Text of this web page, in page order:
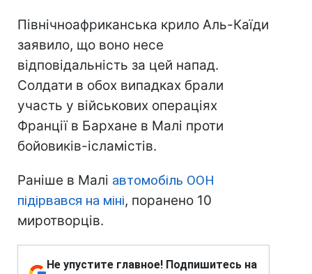
Північноафриканська крило Аль-Каїди
заявило, що воно несе
відповідальність за цей напад.
Солдати в обох випадках брали
участь у військових операціях
Франції в Бархане в Малі проти
бойовиків-ісламістів.
Раніше в Малі автомобіль ООН
підірвався на міні, поранено 10
миротворців.
Не упустите главное! Подпишитесь на